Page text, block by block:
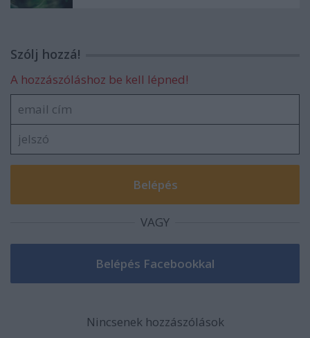
Szólj hozzá!
A hozzászóláshoz be kell lépned!
VAGY
Nincsenek hozzászólások